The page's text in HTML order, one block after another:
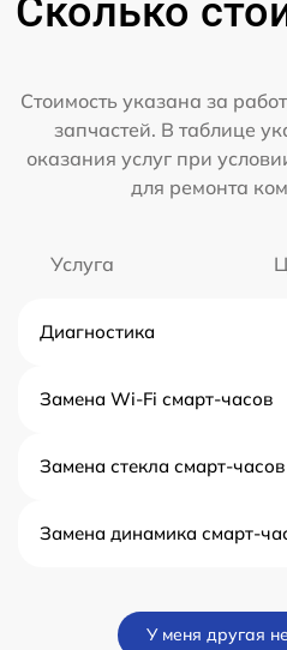
Сколько
Стоимость указана за
запчастей. В таблице
оказания услуг при
для ремонта
Услуга
Диагностика
Замена Wi-Fi смарт-часов
Замена стекла смарт-часов
Замена динамика смарт-
У меня другая